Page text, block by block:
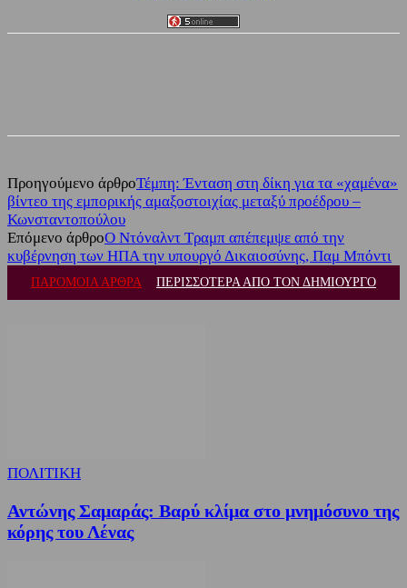
Προηγούμενο άρθροΤέμπη: Ένταση στη δίκη για τα «χαμένα»
βίντεο της εμπορικής αμαξοστοιχίας μεταξύ προέδρου –
Κωνσταντοπούλου
Επόμενο άρθροΟ Ντόναλντ Τραμπ απέπεμψε από την
κυβέρνηση των ΗΠΑ την υπουργό Δικαιοσύνης, Παμ Μπόντι
ΠΑΡΟΜΟΙΑ ΑΡΘΡΑ ΠΕΡΙΣΣΟΤΕΡΑ ΑΠΟ ΤΟΝ ΔΗΜΙΟΥΡΓΟ
ΠΟΛΙΤΙΚΗ
Αντώνης Σαμαράς: Βαρύ κλίμα στο μνημόσυνο της
κόρης του Λένας